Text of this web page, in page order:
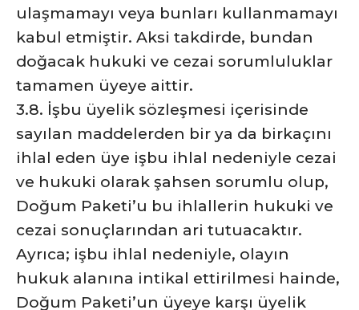
ulaşmamayı veya bunları kullanmamayı
kabul etmiştir. Aksi takdirde, bundan
doğacak hukuki ve cezai sorumluluklar
tamamen üyeye aittir.
3.8. İşbu üyelik sözleşmesi içerisinde
sayılan maddelerden bir ya da birkaçını
ihlal eden üye işbu ihlal nedeniyle cezai
ve hukuki olarak şahsen sorumlu olup,
Doğum Paketi’u bu ihlallerin hukuki ve
cezai sonuçlarından ari tutuacaktır.
Ayrıca; işbu ihlal nedeniyle, olayın
hukuk alanına intikal ettirilmesi hainde,
Doğum Paketi’un üyeye karşı üyelik